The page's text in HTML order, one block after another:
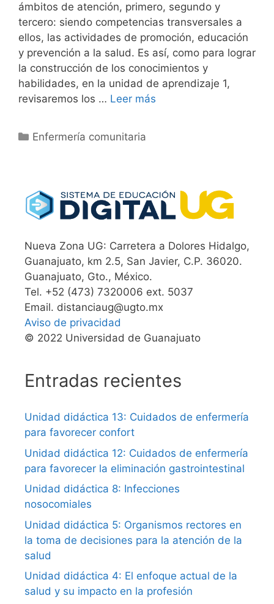
ámbitos de atención, primero, segundo y
tercero: siendo competencias transversales a
ellos, las actividades de promoción, educación
y prevención a la salud. Es así, como para lograr
la construcción de los conocimientos y
habilidades, en la unidad de aprendizaje 1,
revisaremos los … Leer más
Categorías
Enfermería comunitaria
Nueva Zona UG: Carretera a Dolores Hidalgo,
Guanajuato, km 2.5, San Javier, C.P. 36020.
Guanajuato, Gto., México.
Tel. +52 (473) 7320006 ext. 5037
Email. distanciaug@ugto.mx
Aviso de privacidad
© 2022 Universidad de Guanajuato
Entradas recientes
Unidad didáctica 13: Cuidados de enfermería
para favorecer confort
Unidad didáctica 12: Cuidados de enfermería
para favorecer la eliminación gastrointestinal
Unidad didáctica 8: Infecciones
nosocomiales
Unidad didáctica 5: Organismos rectores en
la toma de decisiones para la atención de la
salud
Unidad didáctica 4: El enfoque actual de la
salud y su impacto en la profesión